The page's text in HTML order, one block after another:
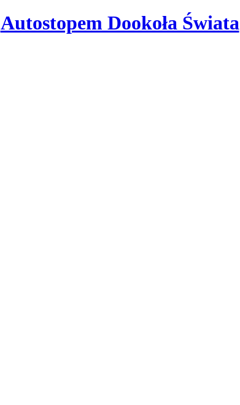
Autostopem Dookoła Świata